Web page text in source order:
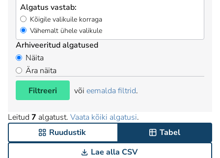
Algatus vastab:
Kõigile valikuile korraga
Vähemalt ühele valikule
Arhiveeritud algatused
Näita
Ära näita
Filtreeri
või eemalda filtrid.
Leitud 7 algatust. Vaata kõiki algatusi.
Ruudustik
Tabel
Lae alla CSV